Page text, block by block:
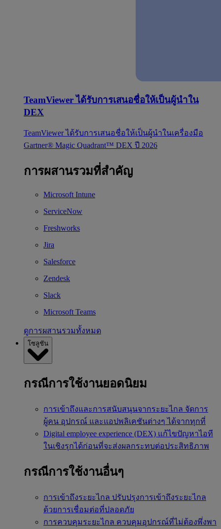
TeamViewer ได้รับการเสนอชื่อให้เป็นผู้นำใน
DEX
TeamViewer ได้รับการเสนอชื่อให้เป็นผู้นำในเครื่องมือ
Gartner® Magic Quadrant™ DEX ปี 2026
การผสานรวมที่สำคัญ
Microsoft Intune
ServiceNow
Freshworks
Jira
Salesforce
Zendesk
Slack
Microsoft Teams
ดูการผสานรวมทั้งหมด
โซลูชัน
กรณีการใช้งานยอดนิยม
การเข้าถึงและการสนับสนุนจากระยะไกล จัดการ
ผู้คน อุปกรณ์ และแอปพลิเคชันต่างๆ ได้จากทุกที่
Digital employee experience (DEX) แก้ไขปัญหาไอที
ในเชิงรุกได้ก่อนที่จะส่งผลกระทบต่อประสิทธิภาพ
กรณีการใช้งานอื่นๆ
การเข้าถึงระยะไกล ปรับปรุงการเข้าถึงระยะไกล
ด้วยการเชื่อมต่อที่ปลอดภัย
การควบคุมระยะไกล ควบคุมอุปกรณ์ที่ไม่ต้องพึ่งพา